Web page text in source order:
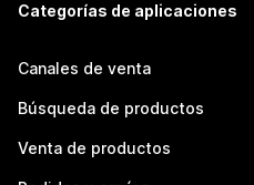
Categorías de aplicaciones
Canales de venta
Búsqueda de productos
Venta de productos